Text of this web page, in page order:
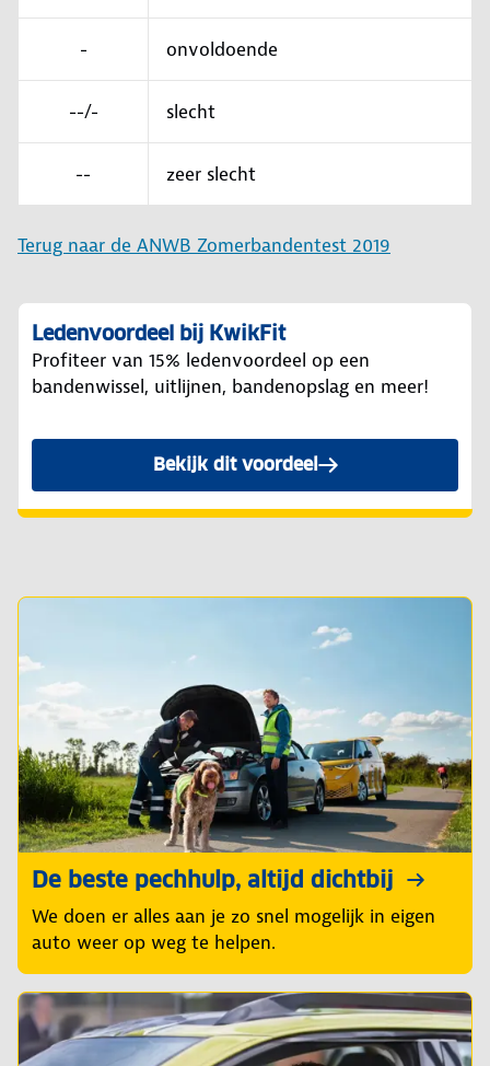
- onvoldoende
--/- slecht
-- zeer slecht
Terug naar de ANWB Zomerbandentest 2019
Ledenvoordeel bij KwikFit
Profiteer van 15% ledenvoordeel op een
bandenwissel, uitlijnen, bandenopslag en meer!
Bekijk dit voordeel
De beste pechhulp, altijd dichtbij
We doen er alles aan je zo snel mogelijk in eigen
auto weer op weg te helpen.